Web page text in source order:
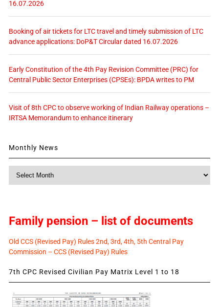
16.07.2026
Booking of air tickets for LTC travel and timely submission of LTC
advance applications: DoP&T Circular dated 16.07.2026
Early Constitution of the 4th Pay Revision Committee (PRC) for
Central Public Sector Enterprises (CPSEs): BPDA writes to PM
Visit of 8th CPC to observe working of Indian Railway operations –
IRTSA Memorandum to enhance itinerary
Monthly News
Monthly
Family pension – list of documents
Old CCS (Revised Pay) Rules 2nd, 3rd, 4th, 5th Central Pay
Commission – CCS (Revised Pay) Rules
7th CPC Revised Civilian Pay Matrix Level 1 to 18